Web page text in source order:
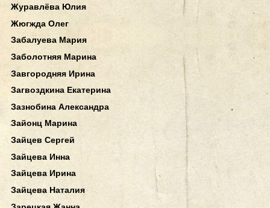
Журавлёва Юлия
Жюгжда Олег
Забалуева Мария
Заболотняя Марина
Завгородняя Ирина
Загвоздкина Екатерина
Зазнобина Александра
Зайонц Марина
Зайцев Сергей
Зайцева Инна
Зайцева Ирина
Зайцева Наталия